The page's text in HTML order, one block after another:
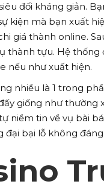
đối kháng giản.
kiện mà bạn xuất
giá thành online.
tựu. Hệ thống
nếu như xuất hiện.
nhiều là 1 trong
giống như thường
niềm tin về vụ bài
bại lỗ không